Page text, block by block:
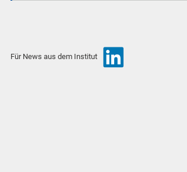
Für News aus dem Institut